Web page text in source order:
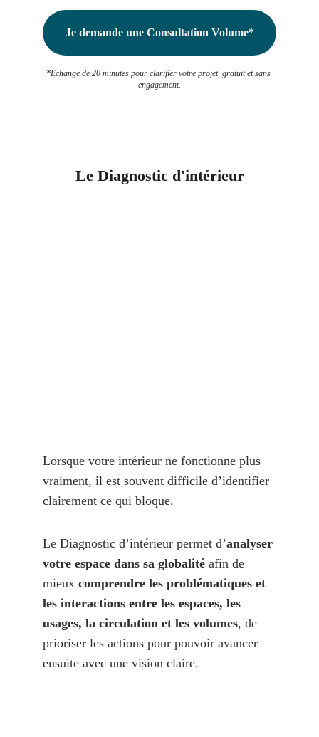
Je demande une Consultation Volume*
*Echange de 20 minutes pour clarifier votre projet, gratuit et sans
engagement.
Le Diagnostic d'intérieur
Lorsque votre intérieur ne fonctionne plus
vraiment, il est souvent difficile d’identifier
clairement ce qui bloque.
Le Diagnostic d’intérieur permet d’analyser
votre espace dans sa globalité afin de
mieux comprendre les problématiques et
les interactions entre les espaces, les
usages, la circulation et les volumes, de
prioriser les actions pour pouvoir avancer
ensuite avec une vision claire.